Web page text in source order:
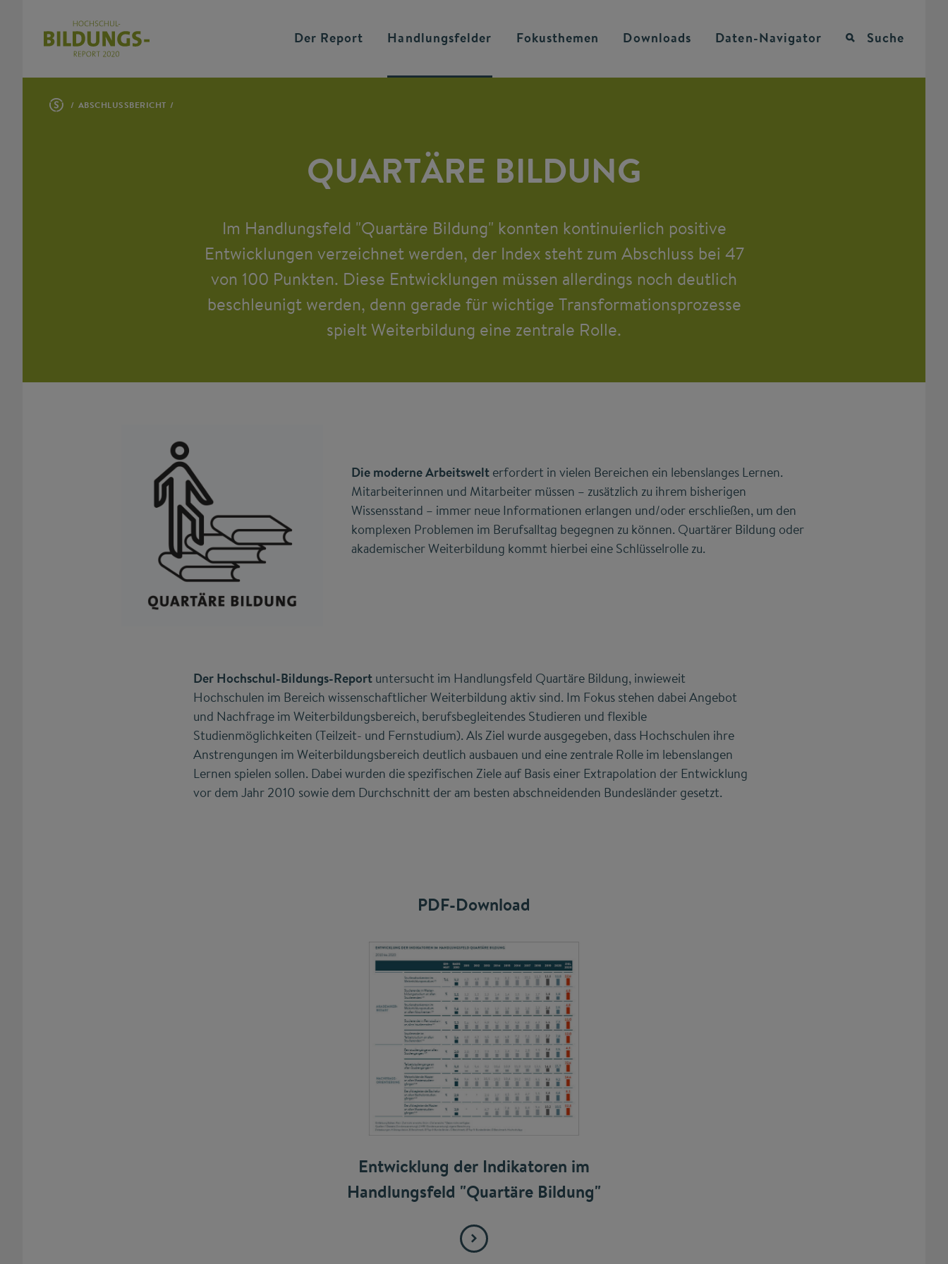
Der Report Handlungsfelder Fokusthemen Downloads Daten-Navigator Suche
ABSCHLUSSBERICHT
QUARTÄRE BILDUNG
Im Handlungsfeld "Quartäre Bildung" konnten kontinuierlich positive
Entwicklungen verzeichnet werden, der Index steht zum Abschluss bei 47
von 100 Punkten. Diese Entwicklungen müssen allerdings noch deutlich
beschleunigt werden, denn gerade für wichtige Transformationsprozesse
spielt Weiterbildung eine zentrale Rolle.
Die moderne Arbeitswelt erfordert in vielen Bereichen ein lebenslanges Lernen.
Mitarbeiterinnen und Mitarbeiter müssen – zusätzlich zu ihrem bisherigen
Wissensstand – immer neue Informationen erlangen und/oder erschließen, um den
komplexen Problemen im Berufsalltag begegnen zu können. Quartärer Bildung oder
akademischer Weiterbildung kommt hierbei eine Schlüsselrolle zu.
Der Hochschul-Bildungs-Report untersucht im Handlungsfeld Quartäre Bildung, inwieweit
Hochschulen im Bereich wissenschaftlicher Weiterbildung aktiv sind. Im Fokus stehen dabei Angebot
und Nachfrage im Weiterbildungsbereich, berufsbegleitendes Studieren und flexible
Studienmöglichkeiten (Teilzeit- und Fernstudium). Als Ziel wurde ausgegeben, dass Hochschulen ihre
Anstrengungen im Weiterbildungsbereich deutlich ausbauen und eine zentrale Rolle im lebenslangen
Lernen spielen sollen. Dabei wurden die spezifischen Ziele auf Basis einer Extrapolation der Entwicklung
vor dem Jahr 2010 sowie dem Durchschnitt der am besten abschneidenden Bundesländer gesetzt.
PDF-Download
Entwicklung der Indikatoren im
Handlungsfeld "Quartäre Bildung"